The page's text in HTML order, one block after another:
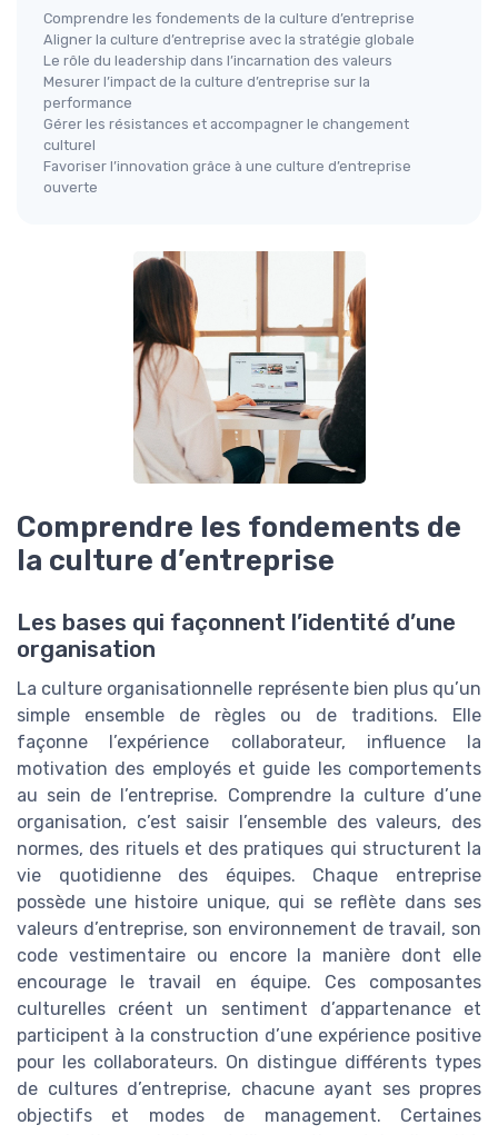
Comprendre les fondements de la culture d’entreprise
Aligner la culture d’entreprise avec la stratégie globale
Le rôle du leadership dans l’incarnation des valeurs
Mesurer l’impact de la culture d’entreprise sur la
performance
Gérer les résistances et accompagner le changement
culturel
Favoriser l’innovation grâce à une culture d’entreprise
ouverte
Comprendre les fondements de
la culture d’entreprise
Les bases qui façonnent l’identité d’une
organisation
La culture organisationnelle représente bien plus qu’un
simple ensemble de règles ou de traditions. Elle
façonne l’expérience collaborateur, influence la
motivation des employés et guide les comportements
au sein de l’entreprise. Comprendre la culture d’une
organisation, c’est saisir l’ensemble des valeurs, des
normes, des rituels et des pratiques qui structurent la
vie quotidienne des équipes. Chaque entreprise
possède une histoire unique, qui se reflète dans ses
valeurs d’entreprise, son environnement de travail, son
code vestimentaire ou encore la manière dont elle
encourage le travail en équipe. Ces composantes
culturelles créent un sentiment d’appartenance et
participent à la construction d’une expérience positive
pour les collaborateurs. On distingue différents types
de cultures d’entreprise, chacune ayant ses propres
objectifs et modes de management. Certaines